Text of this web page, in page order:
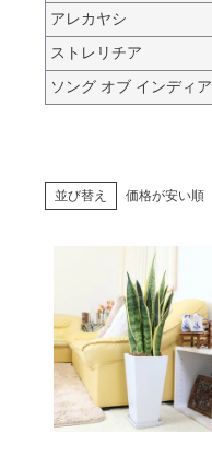
アレカヤシ
ストレリチア
ソング オブ インディア
並び替え 価格が安い順